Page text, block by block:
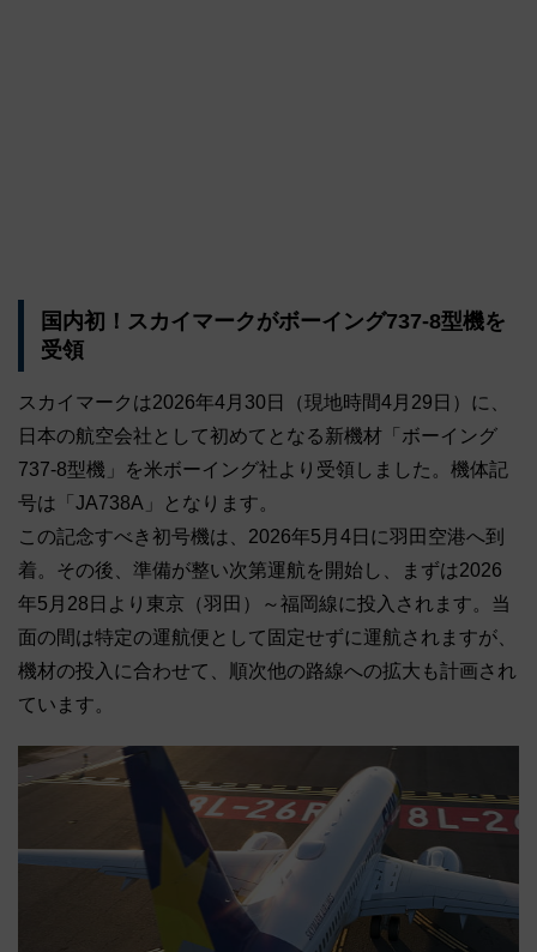
国内初！スカイマークがボーイング737-8型機を
受領
スカイマークは2026年4月30日（現地時間4月29日）に、
日本の航空会社として初めてとなる新機材「ボーイング
737-8型機」を米ボーイング社より受領しました。機体記
号は「JA738A」となります。
この記念すべき初号機は、2026年5月4日に羽田空港へ到
着。その後、準備が整い次第運航を開始し、まずは2026
年5月28日より東京（羽田）～福岡線に投入されます。当
面の間は特定の運航便として固定せずに運航されますが、
機材の投入に合わせて、順次他の路線への拡大も計画され
ています。